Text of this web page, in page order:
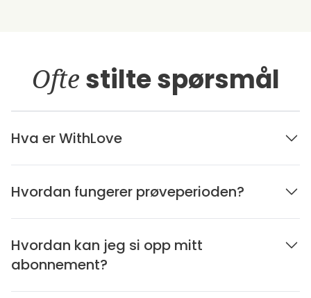
Ofte stilte spørsmål
Hva er WithLove
Hvordan fungerer prøveperioden?
Hvordan kan jeg si opp mitt
abonnement?